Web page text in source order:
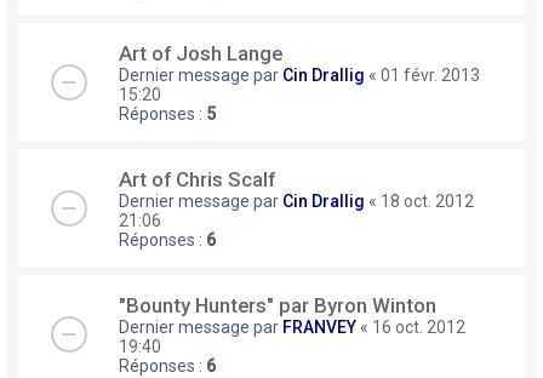
Art of Josh Lange
Dernier message par Cin Drallig « 01 févr. 2013
15:20
Réponses : 5
Art of Chris Scalf
Dernier message par Cin Drallig « 18 oct. 2012
21:06
Réponses : 6
"Bounty Hunters" par Byron Winton
Dernier message par FRANVEY « 16 oct. 2012
19:40
Réponses : 6